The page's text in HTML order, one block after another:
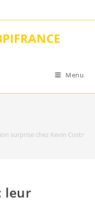
Menu
surprise chez Kevin Costner
leur